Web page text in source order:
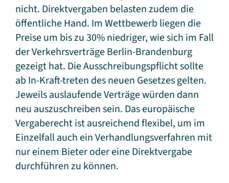
nicht. Direktvergaben belasten zudem die
öffentliche Hand. Im Wettbewerb liegen die
Preise um bis zu 30% niedriger, wie sich im Fall
der Verkehrsverträge Berlin-Brandenburg
gezeigt hat. Die Ausschreibungspflicht sollte
ab In-Kraft-treten des neuen Gesetzes gelten.
Jeweils auslaufende Verträge würden dann
neu auszuschreiben sein. Das europäische
Vergaberecht ist ausreichend flexibel, um im
Einzelfall auch ein Verhandlungsverfahren mit
nur einem Bieter oder eine Direktvergabe
durchführen zu können.